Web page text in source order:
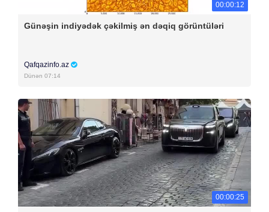
00:00:12
Günəşin indiyədək çəkilmiş ən dəqiq görüntüləri
Qafqazinfo.az
Dünən 07:14
00:00:25